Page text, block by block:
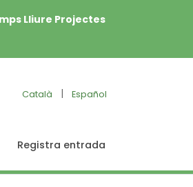
Lliure Projectes
Català | Español
Registra entrada